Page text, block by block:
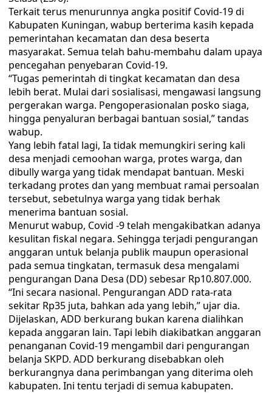
Terkait terus menurunnya angka positif Covid-19 di
Kabupaten Kuningan, wabup berterima kasih kepada
pemerintahan kecamatan dan desa beserta
masyarakat. Semua telah bahu-membahu dalam upaya
pencegahan penyebaran Covid-19.
“Tugas pemerintah di tingkat kecamatan dan desa
lebih berat. Mulai dari sosialisasi, mengawasi langsung
pergerakan warga. Pengoperasionalan posko siaga,
hingga penyaluran berbagai bantuan sosial,” tandas
wabup.
Yang lebih fatal lagi, Ia tidak memungkiri sering kali
desa menjadi cemoohan warga, protes warga, dan
dibully warga yang tidak mendapat bantuan. Meski
terkadang protes dan yang membuat ramai persoalan
tersebut, sebetulnya warga yang tidak berhak
menerima bantuan sosial.
Menurut wabup, Covid -9 telah mengakibatkan adanya
kesulitan fiskal negara. Sehingga terjadi pengurangan
anggaran untuk belanja publik maupun operasional
pada semua tingkatan, termasuk desa mengalami
pengurangan Dana Desa (DD) sebesar Rp10.807.000.
“Ini secara nasional. Pengurangan ADD rata-rata
sekitar Rp35 juta, bahkan ada yang lebih,” ujar dia.
Dijelaskan, ADD berkurang bukan karena dialihkan
kepada anggaran lain. Tapi lebih diakibatkan anggaran
penanganan Covid-19 mengambil dari pengurangan
belanja SKPD. ADD berkurang disebabkan oleh
berkurangnya dana perimbangan yang diterima oleh
kabupaten. Ini tentu terjadi di semua kabupaten.